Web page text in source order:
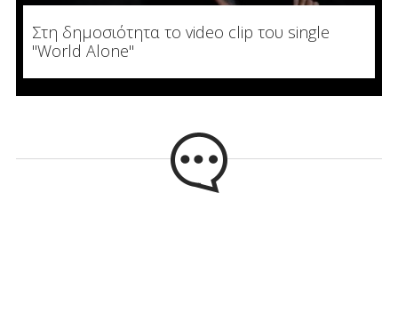
Στη δημοσιότητα το video clip του single
"World Alone"